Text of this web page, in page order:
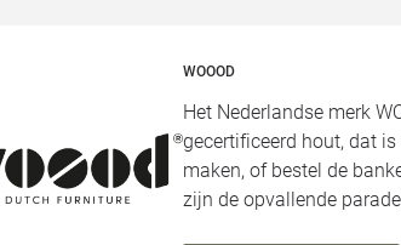
WOOOD
Het Nederlandse merk
gecertificeerd hout, dat
maken, of bestel de
zijn de opvallende